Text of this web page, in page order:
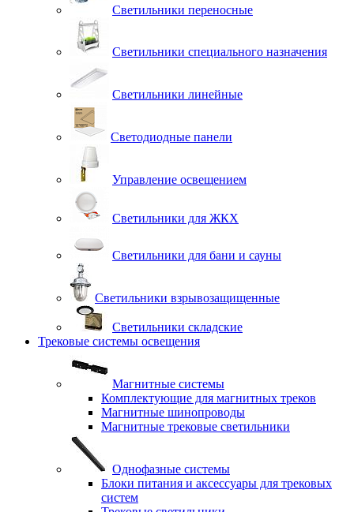
Светильники переносные
Светильники специального назначения
Светильники линейные
Светодиодные панели
Управление освещением
Светильники для ЖКХ
Светильники для бани и сауны
Светильники взрывозащищенные
Светильники складские
Трековые системы освещения
Магнитные системы
Комплектующие для магнитных треков
Магнитные шинопроводы
Магнитные трековые светильники
Однофазные системы
Блоки питания и аксессуары для трековых
систем